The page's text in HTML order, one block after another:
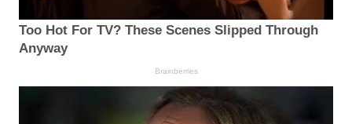
Too Hot For TV? These Scenes Slipped Through
Anyway
Brainberries